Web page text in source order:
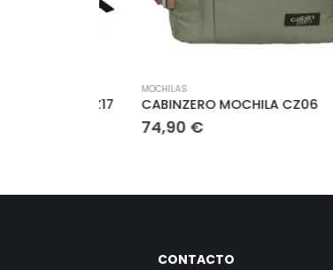
MOCHILAS
CABINZERO MOCHILA CZ06
74,90€
CONTACTO